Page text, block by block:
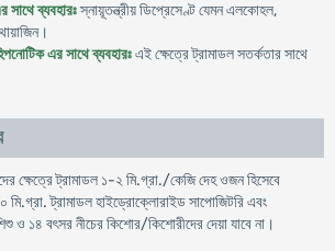
সাথে ব্যবহারঃস্নায়ূতন্ত্রীয় ডিপ্রেসেণ্ট যেমন এলকোহল,
এর সাথে ব্যবহারঃএই ক্ষেত্রে ট্রামাডল সতর্কতার সাথে
ক্ষেত্রে ট্রামাডল ১-২ মি.গ্রা./কেজি দেহ ওজন হিসেবে
মি.গ্রা. ট্রামাডল হাইড্রোক্লোরাইড সাপোজিটরি এবং
ও ১৪ বৎসর নীচের কিশোর/কিশোরীদের দেয়া যাবে না।